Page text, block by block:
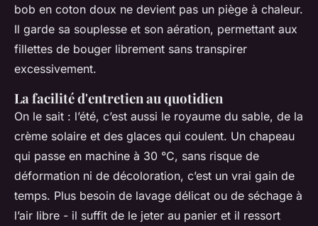
bob en coton doux ne devient pas un piège à chaleur.
Il garde sa souplesse et son aération, permettant aux
fillettes de bouger librement sans transpirer
excessivement.
La facilité d'entretien au quotidien
On le sait : l’été, c’est aussi le royaume du sable, de la
crème solaire et des glaces qui coulent. Un chapeau
qui passe en machine à 30 °C, sans risque de
déformation ni de décoloration, c’est un vrai gain de
temps. Plus besoin de lavage délicat ou de séchage à
l’air libre - il suffit de le jeter au panier et il ressort